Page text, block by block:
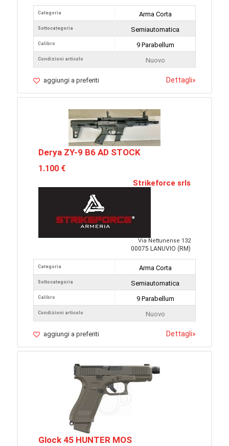
Categoria
Sottocategoria
Calibro
Condizioni articolo
Arma Corta
Semiautomatica
9 Parabellum
Nuovo
aggiungi a preferiti Dettagli»
Derya ZY-9 B6 AD STOCK
1.100 €
Strikeforce srls
Via Nettunense 132
00075 LANUVIO (RM)
Categoria
Sottocategoria
Calibro
Condizioni articolo
Arma Corta
Semiautomatica
9 Parabellum
Nuovo
aggiungi a preferiti Dettagli»
Glock 45 HUNTER MOS